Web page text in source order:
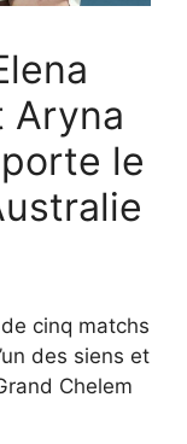
Aryna
le
cinq matchs
des siens et
Chelem